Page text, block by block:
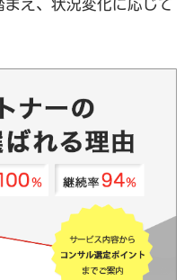
え、状況変化に応じて